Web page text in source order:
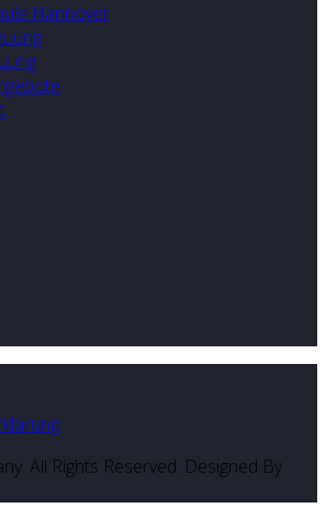
Hannover
All Rights Reserved. Designed By